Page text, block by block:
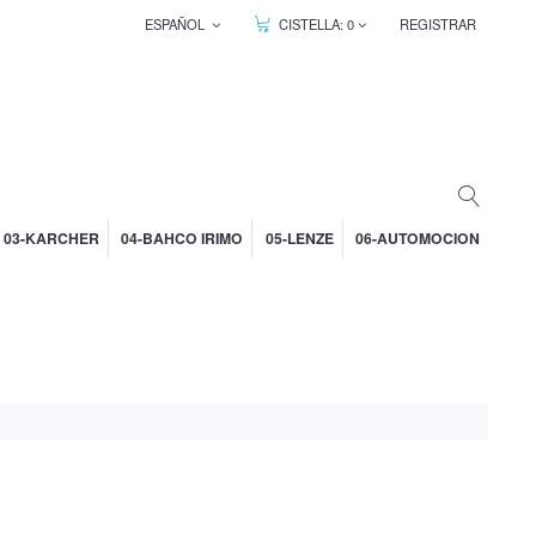
ESPAÑOL CISTELLA:0 REGISTRAR
03-KARCHER 04-BAHCO IRIMO 05-LENZE 06-AUTOMOCION